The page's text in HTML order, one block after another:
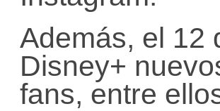
Además, el 12
Disney+
fans, entre